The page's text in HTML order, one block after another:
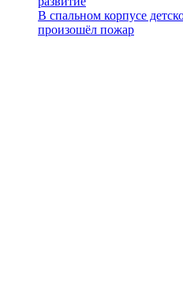
В спальном корпусе
произошёл пожар